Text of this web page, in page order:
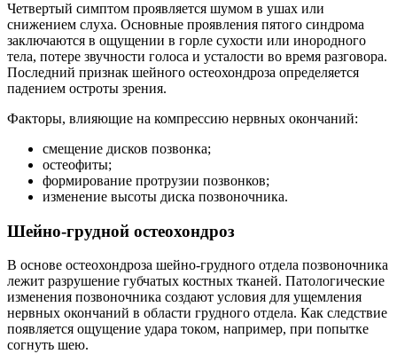
Четвертый симптом проявляется шумом в ушах или
снижением слуха. Основные проявления пятого синдрома
заключаются в ощущении в горле сухости или инородного
тела, потере звучности голоса и усталости во время разговора.
Последний признак шейного остеохондроза определяется
падением остроты зрения.
Факторы, влияющие на компрессию нервных окончаний:
смещение дисков позвонка;
остеофиты;
формирование протрузии позвонков;
изменение высоты диска позвоночника.
Шейно-грудной остеохондроз
В основе остеохондроза шейно-грудного отдела позвоночника
лежит разрушение губчатых костных тканей. Патологические
изменения позвоночника создают условия для ущемления
нервных окончаний в области грудного отдела. Как следствие
появляется ощущение удара током, например, при попытке
согнуть шею.